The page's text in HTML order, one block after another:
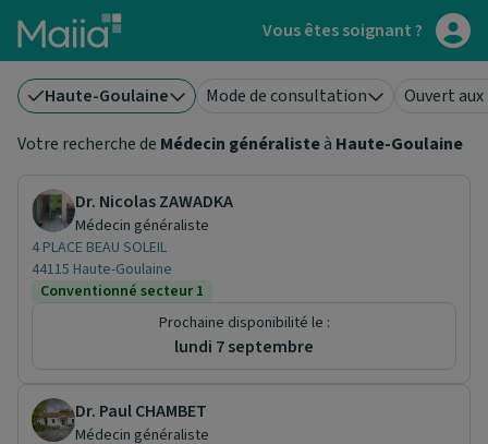
Aller au contenu principal Vous êtes soignant ?
Haute-Goulaine Mode de consultation
Ouvert
Votre recherche de Médecin généralisteà Haute-Goulaine
Dr. Nicolas ZAWADKA
Médecin généraliste
4 PLACE BEAU SOLEIL
44115 Haute-Goulaine
Conventionné secteur 1
Prochaine disponibilité le :
lundi 7 septembre
Dr. Paul CHAMBET
Médecin généraliste